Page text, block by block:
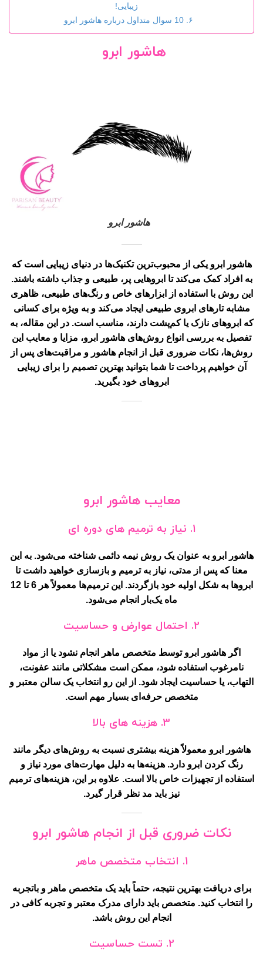
زیبایی!
10 سوال متداول درباره هاشور ابرو
هاشور ابرو
هاشور ابرو
هاشور ابرو یکی از محبوب‌ترین تکنیک‌ها در دنیای زیبایی است که
به افراد کمک می‌کند تا ابروهایی پر، طبیعی و جذاب داشته باشند.
این روش با استفاده از ابزارهای خاص و رنگ‌های طبیعی، ظاهری
مشابه تارهای ابروی طبیعی ایجاد می‌کند و به ویژه برای کسانی
که ابروهای نازک یا کم‌پشت دارند، مناسب است. در این مقاله، به
تفصیل به بررسی انواع روش‌های هاشور ابرو، مزایا و معایب این
روش‌ها، نکات ضروری قبل از انجام هاشور و مراقبت‌های پس از
آن خواهیم پرداخت تا شما بتوانید بهترین تصمیم را برای زیبایی
ابروهای خود بگیرید.
معایب هاشور ابرو
1. نیاز به ترمیم های دوره ای
هاشور ابرو به عنوان یک روش نیمه دائمی شناخته می‌شود. به این
معنا که پس از مدتی، نیاز به ترمیم و بازسازی خواهید داشت تا
ابروها به شکل اولیه خود بازگردند. این ترمیم‌ها معمولاً هر 6 تا 12
ماه یک‌بار انجام می‌شود.
2. احتمال عوارض و حساسیت
اگر هاشور ابرو توسط متخصص ماهر انجام نشود یا از مواد
نامرغوب استفاده شود، ممکن است مشکلاتی مانند عفونت،
التهاب، یا حساسیت ایجاد شود. از این رو انتخاب یک سالن معتبر و
متخصص حرفه‌ای بسیار مهم است.
3. هزینه های بالا
هاشور ابرو معمولاً هزینه بیشتری نسبت به روش‌های دیگر مانند
رنگ کردن ابرو دارد. هزینه‌ها به دلیل مهارت‌های مورد نیاز و
استفاده از تجهیزات خاص بالا است. علاوه بر این، هزینه‌های ترمیم
نیز باید مد نظر قرار گیرد.
نکات ضروری قبل از انجام هاشور ابرو
1. انتخاب متخصص ماهر
برای دریافت بهترین نتیجه، حتماً باید یک متخصص ماهر و باتجربه
را انتخاب کنید. متخصص باید دارای مدرک معتبر و تجربه کافی در
انجام این روش باشد.
2. تست حساسیت